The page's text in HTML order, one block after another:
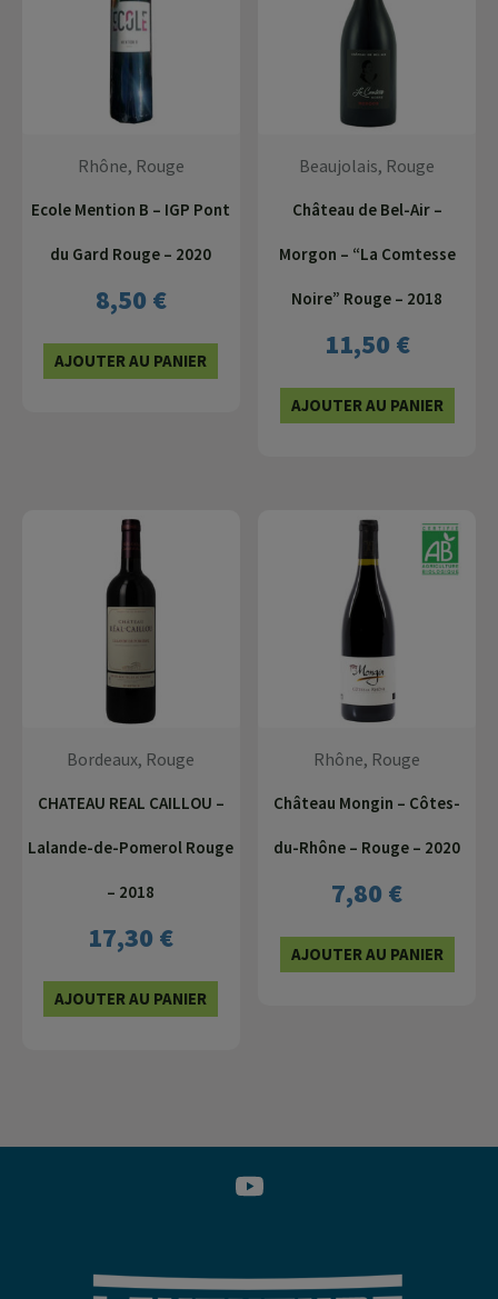
Rhône, Rouge
Ecole Mention B – IGP Pont
du Gard Rouge – 2020
8,50 €
AJOUTER AU PANIER
Beaujolais, Rouge
Château de Bel-Air –
Morgon – “La Comtesse
Noire” Rouge – 2018
11,50 €
AJOUTER AU PANIER
Bordeaux, Rouge
CHATEAU REAL CAILLOU –
Lalande-de-Pomerol Rouge
– 2018
17,30 €
AJOUTER AU PANIER
Rhône, Rouge
Château Mongin – Côtes-
du-Rhône – Rouge – 2020
7,80 €
AJOUTER AU PANIER